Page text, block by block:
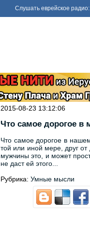
Слушать еврейское радио:
2015-08-23 13:12:06
Что самое дорогое в
Что самое дорогое в
той или иной мере, друг
мужчины это, и может
не даст ей этого...
Рубрика: Умные мысли